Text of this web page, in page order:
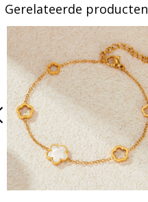
Gerelateerde producten